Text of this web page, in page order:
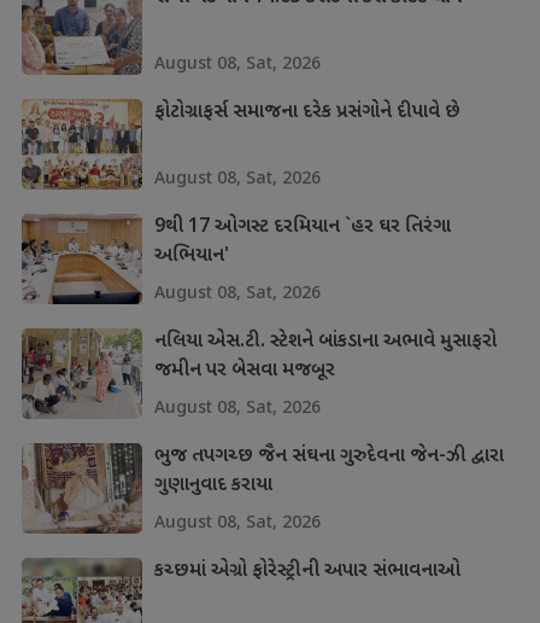
August 08, Sat, 2026
ફોટોગ્રાફર્સ સમાજના દરેક પ્રસંગોને દીપાવે છે
August 08, Sat, 2026
9થી 17 ઓગસ્ટ દરમિયાન `હર ઘર તિરંગા
અભિયાન'
August 08, Sat, 2026
નલિયા એસ.ટી. સ્ટેશને બાંકડાના અભાવે મુસાફરો
જમીન પર બેસવા મજબૂર
August 08, Sat, 2026
ભુજ તપગચ્છ જૈન સંઘના ગુરુદેવના જેન-ઝી દ્વારા
ગુણાનુવાદ કરાયા
August 08, Sat, 2026
કચ્છમાં એગ્રો ફોરેસ્ટ્રીની અપાર સંભાવનાઓ